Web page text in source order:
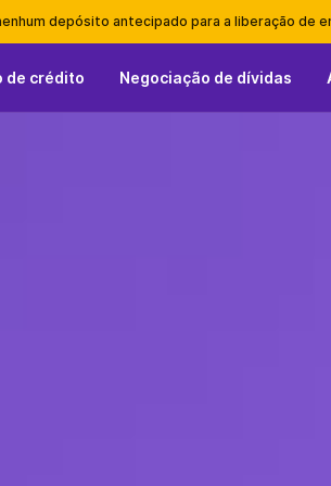
depósito antecipado para a liberação de
de crédito Negociação de dívidas